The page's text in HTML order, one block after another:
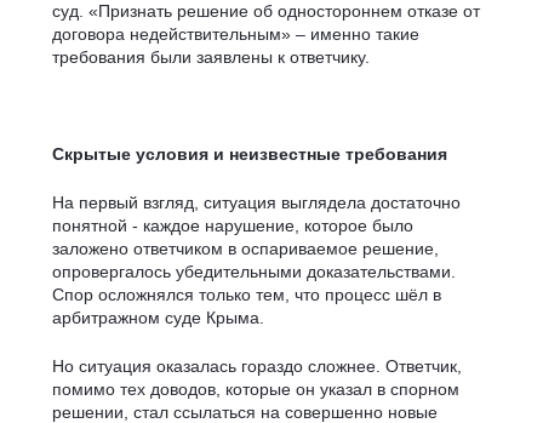
суд. «Признать решение об одностороннем отказе от
договора недействительным» – именно такие
требования были заявлены к ответчику.
Скрытые условия и неизвестные требования
На первый взгляд, ситуация выглядела достаточно
понятной - каждое нарушение, которое было
заложено ответчиком в оспариваемое решение,
опровергалось убедительными доказательствами.
Спор осложнялся только тем, что процесс шёл в
арбитражном суде Крыма.
Но ситуация оказалась гораздо сложнее. Ответчик,
помимо тех доводов, которые он указал в спорном
решении, стал ссылаться на совершенно новые